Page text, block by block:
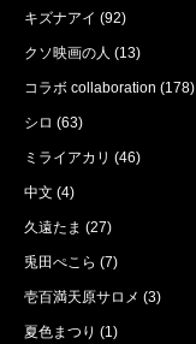
キズナアイ (92)
クソ映画の人 (13)
コラボ collaboration (178)
シロ (63)
ミライアカリ (46)
中文 (4)
久遠たま (27)
兎田ぺこら (7)
壱百満天原サロメ (3)
夏色まつり (1)